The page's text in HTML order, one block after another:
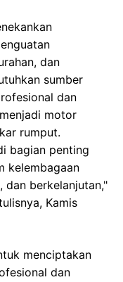
dan
sumber
dan
motor
rumput.
bagian penting
kelembagaan
dan berkelanjutan,"
Kamis
menciptakan
dan